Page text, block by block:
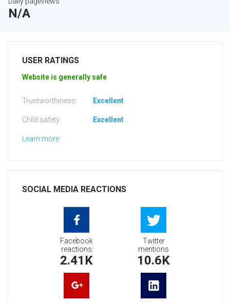
N/A
USER RATINGS
Website is generally safe
Trustworthiness: Excellent
Child safety: Excellent
Learn more
SOCIAL MEDIA REACTIONS
Facebook
reactions
2.41K
Twitter
mentions
10.6K